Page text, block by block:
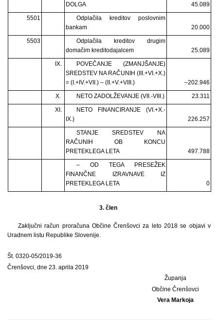
DOLGA
45.089
5501
Odplačila kreditov poslovnim
bankam
20.000
5503
Odplačila kreditov drugim
domačim kreditodajalcem
25.089
IX.
POVEČANJE (ZMANJŠANJE)
SREDSTEV NA RAČUNIH (III.+VI.+X.)
= (I.+IV.+VII.) – (II.+V.+VIII.)
–202.946
X.
NETO ZADOLŽEVANJE (VII.-VIII.)
23.311
XI.
NETO FINANCIRANJE (VI.+X.-
IX.)
226.257
STANJE SREDSTEV NA
RAČUNIH OB KONCU
PRETEKLEGA LETA
497.788
– OD TEGA PRESEŽEK
FINANČNE IZRAVNAVE IZ
PRETEKLEGA LETA
0
3. člen
Zaključni račun proračuna Občine Črenšovci za leto 2018 se objavi v
Uradnem listu Republike Slovenije.
Št. 0320-05/2019-36
Črenšovci, dne 23. aprila 2019
Županja
Občine Črenšovci
Vera Markoja